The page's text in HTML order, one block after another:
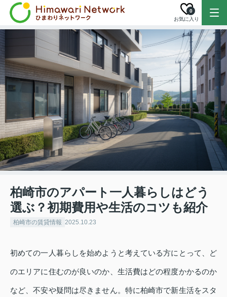
お気に入り
0
柏崎市のアパート一人暮らしはどう
選ぶ？初期費用や生活のコツも紹介
柏崎市の賃貸情報 2025.10.23
初めての一人暮らしを始めようと考えている方にとって、ど
のエリアに住むのが良いのか、生活費はどの程度かかるのか
など、不安や疑問は尽きません。特に柏崎市で新生活をスタ